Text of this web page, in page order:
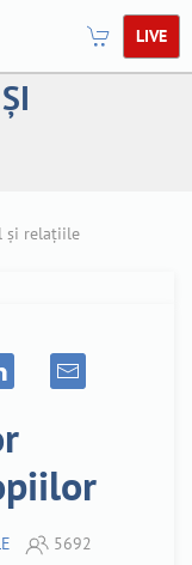
LIVE
și relațiile
5692